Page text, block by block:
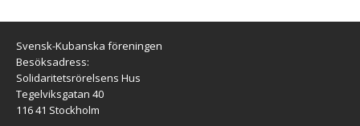
Svensk-Kubanska föreningen
Besöksadress:
Solidaritetsrörelsens Hus
Tegelviksgatan 40
116 41 Stockholm